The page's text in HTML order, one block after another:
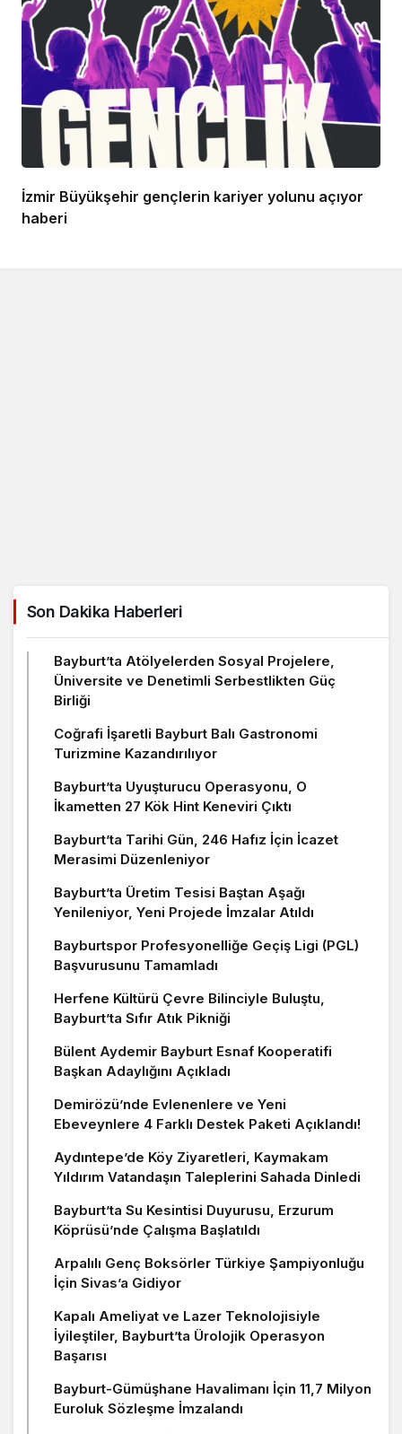
İzmir Büyükşehir gençlerin kariyer yolunu açıyor
haberi
Son Dakika Haberleri
Bayburt’ta Atölyelerden Sosyal Projelere,
Üniversite ve Denetimli Serbestlikten Güç
Birliği
Coğrafi İşaretli Bayburt Balı Gastronomi
Turizmine Kazandırılıyor
Bayburt’ta Uyuşturucu Operasyonu, O
İkametten 27 Kök Hint Keneviri Çıktı
Bayburt’ta Tarihi Gün, 246 Hafız İçin İcazet
Merasimi Düzenleniyor
Bayburt’ta Üretim Tesisi Baştan Aşağı
Yenileniyor, Yeni Projede İmzalar Atıldı
Bayburtspor Profesyonelliğe Geçiş Ligi (PGL)
Başvurusunu Tamamladı
Herfene Kültürü Çevre Bilinciyle Buluştu,
Bayburt’ta Sıfır Atık Pikniği
Bülent Aydemir Bayburt Esnaf Kooperatifi
Başkan Adaylığını Açıkladı
Demirözü’nde Evlenenlere ve Yeni
Ebeveynlere 4 Farklı Destek Paketi Açıklandı!
Aydıntepe’de Köy Ziyaretleri, Kaymakam
Yıldırım Vatandaşın Taleplerini Sahada Dinledi
Bayburt’ta Su Kesintisi Duyurusu, Erzurum
Köprüsü’nde Çalışma Başlatıldı
Arpalılı Genç Boksörler Türkiye Şampiyonluğu
İçin Sivas’a Gidiyor
Kapalı Ameliyat ve Lazer Teknolojisiyle
İyileştiler, Bayburt’ta Ürolojik Operasyon
Başarısı
Bayburt-Gümüşhane Havalimanı İçin 11,7 Milyon
Euroluk Sözleşme İmzalandı